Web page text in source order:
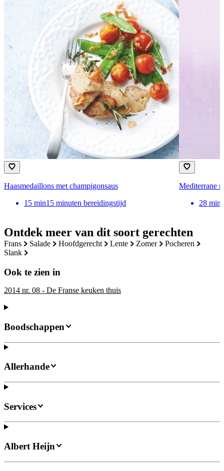
Ontdek meer van dit soort gerechten
frans salade hoofdgerecht lente zomer
pocheren
slank
Ook te zien in
2014 nr. 08 - De Franse keuken thuis
Haasmedaillons met champigonsaus
15 min15 minuten bereidingstijd
Mediterrane
28 min
Boodschappen
Allerhande
Services
Albert Heijn